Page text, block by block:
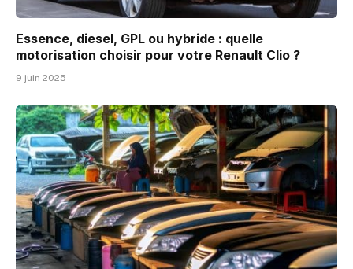
Essence, diesel, GPL ou hybride : quelle
motorisation choisir pour votre Renault Clio ?
9 juin 2025